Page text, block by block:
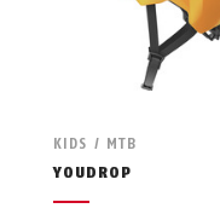
KIDS / MTB
YOUDROP